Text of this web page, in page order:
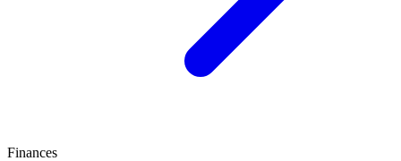
Finances